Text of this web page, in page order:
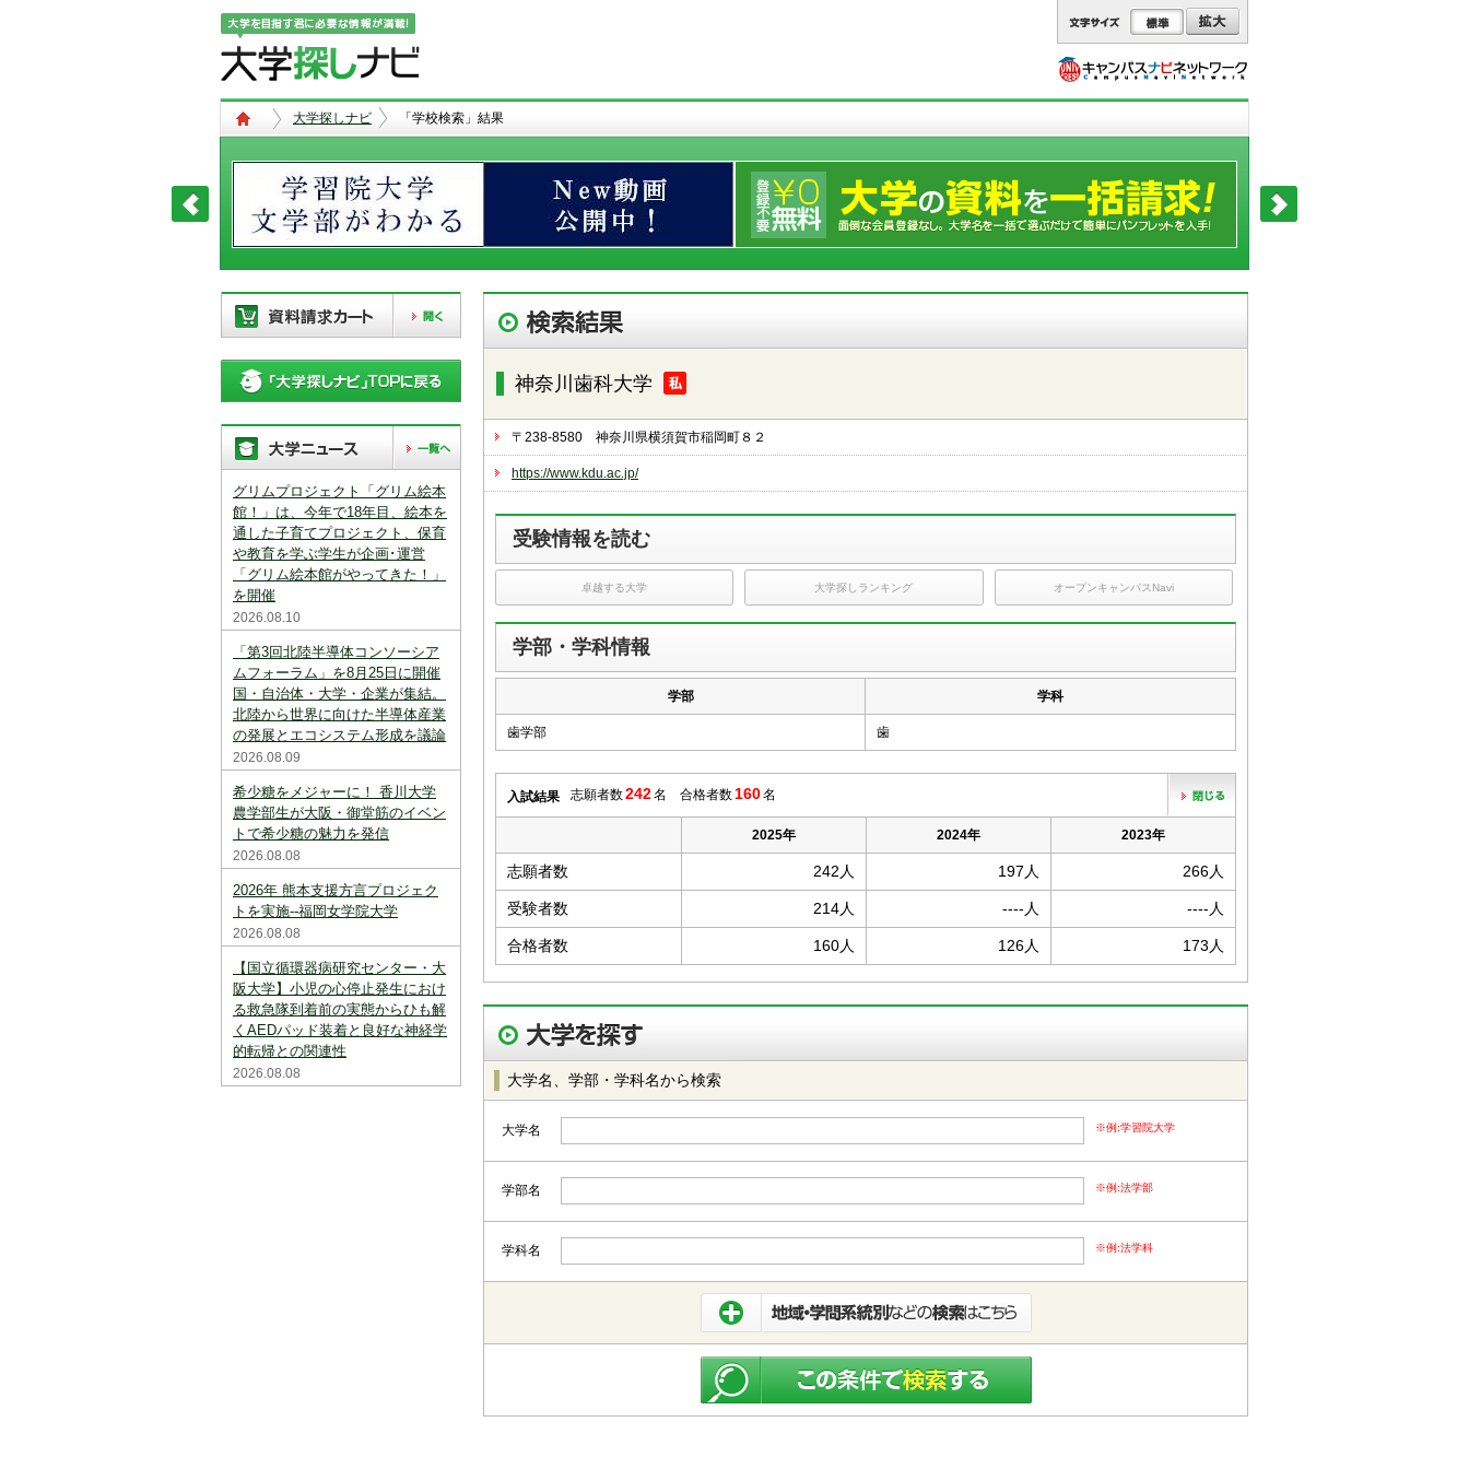
大学探しナビ 「学校検索」結果
現在、以下の学校を「資料請求カー
ト」に登録しています。「資料請求
カート」に登録できる学校は20校ま
リストから「削除」ボタンで登録を
削除して下さい。
「資料請求カート」の登録情報は、アクセ
スを中断すると消えてしまいます。ご注意
下さい。
※現在登録されている大学はありません。
※「資料請求カート」に登録できる学校は
20校までです。
グリムプロジェクト「グリム絵本
館！」は、今年で18年目、絵本を
通した子育てプロジェクト、保育
や教育を学ぶ学生が企画･運営
「グリム絵本館がやってきた！」
を開催
2026.08.10
「第3回北陸半導体コンソーシア
ムフォーラム」を8月25日に開催
国・自治体・大学・企業が集結。
北陸から世界に向けた半導体産業
の発展とエコシステム形成を議論
2026.08.09
希少糖をメジャーに！ 香川大学
農学部生が大阪・御堂筋のイベン
トで希少糖の魅力を発信
2026.08.08
2026年 熊本支援方言プロジェク
トを実施--福岡女学院大学
2026.08.08
【国立循環器病研究センター・大
阪大学】小児の心停止発生におけ
る救急隊到着前の実態からひも解
くAEDパッド装着と良好な神経学
的転帰との関連性
2026.08.08
神奈川歯科大学
〒238-8580 神奈川県横須賀市稲岡町８２
https://www.kdu.ac.jp/
受験情報を読む
卓越する大学 大学探しランキング オープンキャンパスNavi
学部・学科情報
学部 学科
歯学部 歯
入試結果 志願者数242名 合格者数 160名
2025年 2024年 2023年
志願者数 242人 197人 266人
受験者数 214人 ----人 ----人
合格者数 160人 126人 173人
大学名、学部・学科名から検索
大学名 ※例:学習院大学
学部名 ※例:法学部
学科名 ※例:法学科